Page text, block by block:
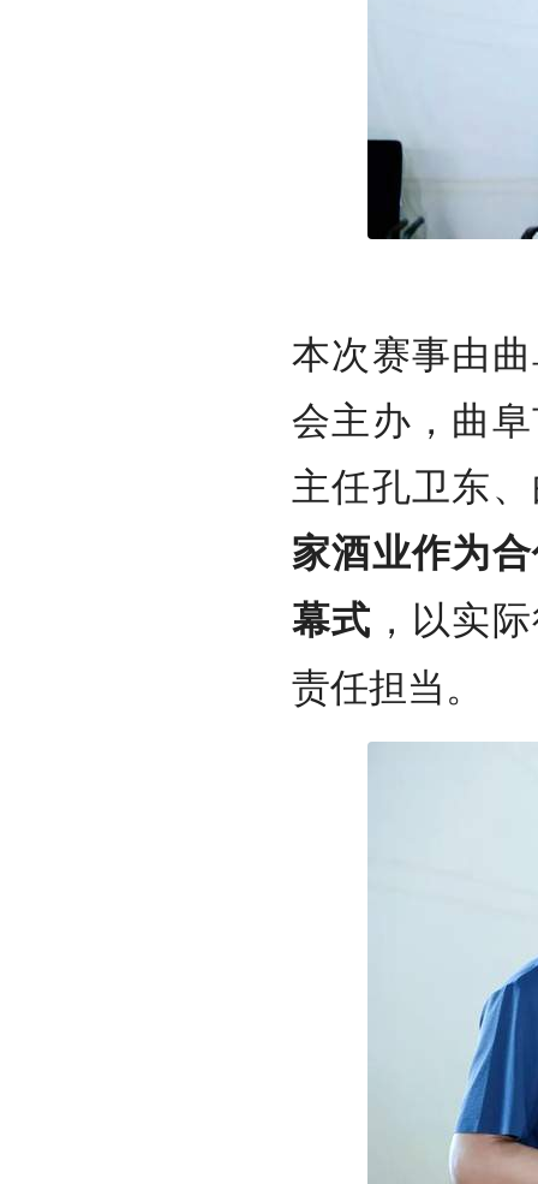
本次赛事由
会主办，曲
主任孔卫东
家酒业作为
幕式 ，以实
责任担当。